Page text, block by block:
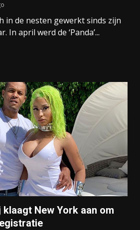
in de nesten gewerkt sinds zijn
In april werd de ‘Panda’...
klaagt New York aan om